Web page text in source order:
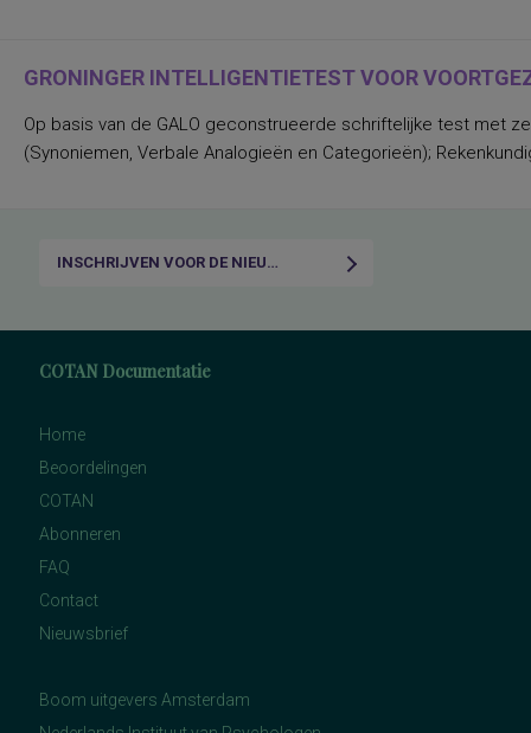
GRONINGER INTELLIGENTIETEST VOOR
Op basis van de GALO geconstrueerde schriftelijke test met
(Synoniemen, Verbale Analogieën en Categorieën);
INSCHRIJVEN VOOR DE NIEUWSBRIEF
COTAN Documentatie
Home
Beoordelingen
COTAN
Abonneren
FAQ
Contact
Nieuwsbrief
Boom uitgevers Amsterdam